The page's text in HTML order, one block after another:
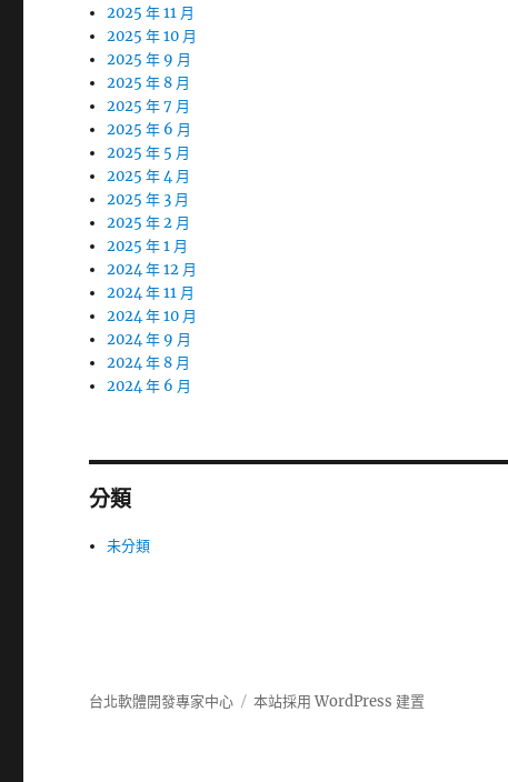
2025 年 11 月
2025 年 10 月
2025 年 9 月
2025 年 8 月
2025 年 7 月
2025 年 6 月
2025 年 5 月
2025 年 4 月
2025 年 3 月
2025 年 2 月
2025 年 1 月
2024 年 12 月
2024 年 11 月
2024 年 10 月
2024 年 9 月
2024 年 8 月
2024 年 6 月
分類
未分類
台北軟體開發專家中心 本站採用 WordPress 建置